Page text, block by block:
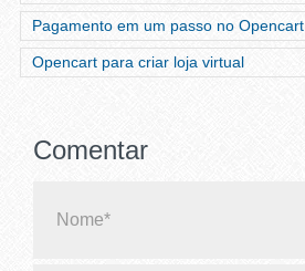
Pagamento em um passo no Opencart
Opencart para criar loja virtual
Comentar